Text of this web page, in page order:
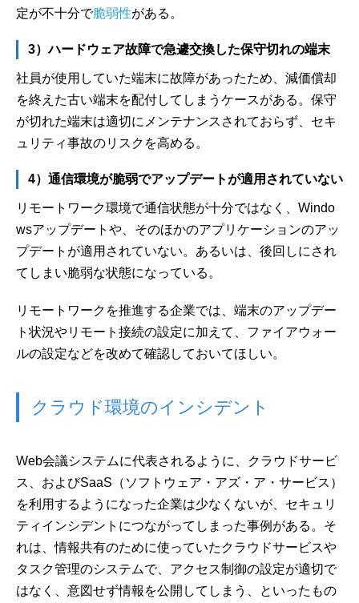
定が不十分で脆弱性がある。
3）ハードウェア故障で急遽交換した保守切れの端末
社員が使用していた端末に故障があったため、減価償却
を終えた古い端末を配付してしまうケースがある。保守
が切れた端末は適切にメンテナンスされておらず、セキ
ュリティ事故のリスクを高める。
4）通信環境が脆弱でアップデートが適用されていない
リモートワーク環境で通信状態が十分ではなく、Windo
wsアップデートや、そのほかのアプリケーションのアッ
プデートが適用されていない。あるいは、後回しにされ
てしまい脆弱な状態になっている。
リモートワークを推進する企業では、端末のアップデー
ト状況やリモート接続の設定に加えて、ファイアウォー
ルの設定などを改めて確認しておいてほしい。
クラウド環境のインシデント
Web会議システムに代表されるように、クラウドサービ
ス、およびSaaS（ソフトウェア・アズ・ア・サービス）
を利用するようになった企業は少なくないが、セキュリ
ティインシデントにつながってしまった事例がある。そ
れは、情報共有のために使っていたクラウドサービスや
タスク管理のシステムで、アクセス制御の設定が適切で
はなく、意図せず情報を公開してしまう、といったもの